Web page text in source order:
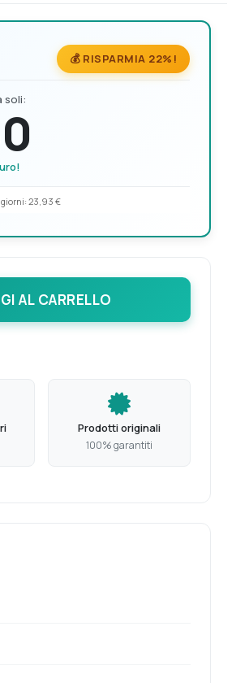
💰 RISPARMIA 22%!
soli:
23,93 €
AL CARRELLO
Prodotti originali
100% garantiti